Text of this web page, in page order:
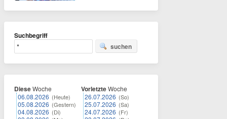
Suchbegriff
suchen
DieseWoche
06.08.2026 (Heute)
05.08.2026 (Gestern)
04.08.2026 (Di)
VorletzteWoche
26.07.2026 (So)
25.07.2026 (Sa)
24.07.2026 (Fr)